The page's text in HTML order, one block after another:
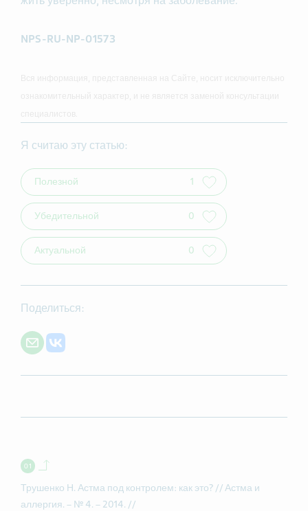
NPS-RU-NP-01573
Я считаю эту статью:
Полезной 1
Убедительной 0
Актуальной 0
Поделиться:
Share with E-mail
Back to contents.
Трушенко Н. Астма под контролем: как это? // Астма и
аллергия. – № 4. – 2014. //